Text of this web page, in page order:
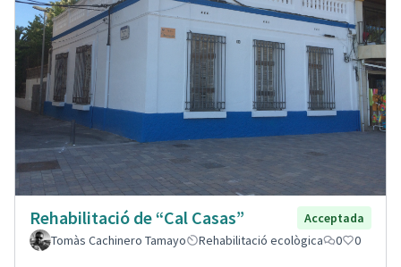
Rehabilitació de “Cal Casas”
Acceptada
Tomàs Cachinero Tamayo
Rehabilitació ecològica 0 0